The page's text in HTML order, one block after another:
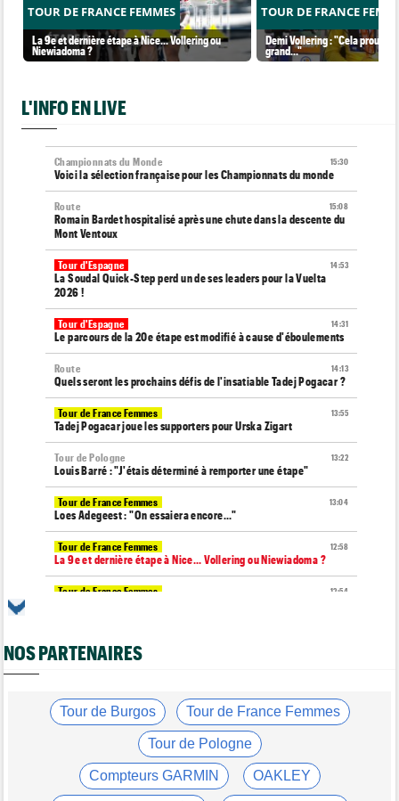
TOUR DE FRANCE FEMMES
La 9e et dernière étape à Nice... Vollering ou
Niewiadoma ?
TOUR DE FRANCE
Demi Vollering : "Cela prouve
grand..."
L'INFO EN LIVE
15:30
Championnats du Monde
Voici la sélection française pour les Championnats du monde
15:08
Route
Romain Bardet hospitalisé après une chute dans la descente du
Mont Ventoux
14:53
Tour d'Espagne
La Soudal Quick-Step perd un de ses leaders pour la Vuelta
2026 !
14:31
Tour d'Espagne
Le parcours de la 20e étape est modifié à cause d'éboulements
14:13
Route
Quels seront les prochains défis de l'insatiable Tadej Pogacar ?
13:55
Tour de France Femmes
Tadej Pogacar joue les supporters pour Urska Zigart
13:22
Tour de Pologne
Louis Barré : "J'étais déterminé à remporter une étape"
13:04
Tour de France Femmes
Loes Adegeest : "On essaiera encore..."
12:58
Tour de France Femmes
La 9e et dernière étape à Nice... Vollering ou Niewiadoma ?
12:54
Tour de France Femmes
Niedermaier : "J’ai dit à Kasia que ce n’est pas fini"
11:59
Tour d'Espagne
Pas encore remis, Primoz Roglic pourrait manquer La Vuelta
Tour de France
Dorian Godon a fini le Tour avec quatre côtes fracturées
NOS PARTENAIRES
Tour de Burgos Tour de France Femmes
Tour de Pologne
Compteurs GARMIN OAKLEY